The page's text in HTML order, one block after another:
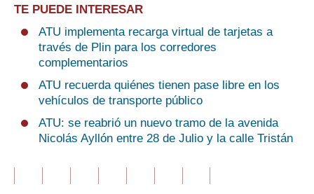
TE PUEDE INTERESAR
ATU implementa recarga virtual de tarjetas a
través de Plin para los corredores
complementarios
ATU recuerda quiénes tienen pase libre en los
vehículos de transporte público
ATU: se reabrió un nuevo tramo de la avenida
Nicolás Ayllón entre 28 de Julio y la calle Tristán